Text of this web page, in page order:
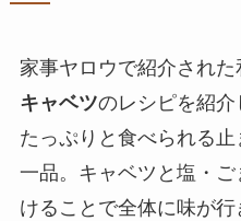
家事ヤロウで紹介され
キャベツのレシピを紹
たっぷりと食べられる
一品。キャベツと塩・
けることで全体に味が